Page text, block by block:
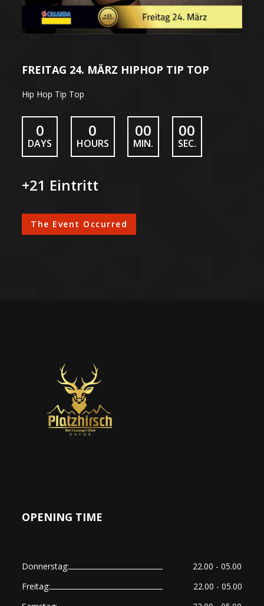
FREITAG 24. MÄRZ HIPHOP TIP TOP
Hip Hop Tip Top
0
DAYS
0
HOURS
00
MIN.
00
SEC.
+21 Eintritt
The Event Occurred
OPENING TIME
Donnerstag:
22.00 - 05.00
Freitag:
22.00 - 05.00